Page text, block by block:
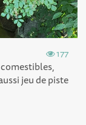
177
jeu de piste